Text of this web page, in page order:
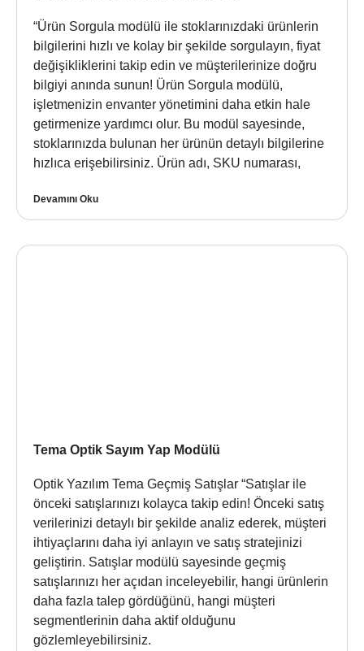
“Ürün Sorgula modülü ile stoklarınızdaki ürünlerin
bilgilerini hızlı ve kolay bir şekilde sorgulayın, fiyat
değişikliklerini takip edin ve müşterilerinize doğru
bilgiyi anında sunun! Ürün Sorgula modülü,
işletmenizin envanter yönetimini daha etkin hale
getirmenize yardımcı olur. Bu modül sayesinde,
stoklarınızda bulunan her ürünün detaylı bilgilerine
hızlıca erişebilirsiniz. Ürün adı, SKU numarası,
Devamını Oku
Tema Optik Sayım Yap Modülü
Optik Yazılım Tema Geçmiş Satışlar “Satışlar ile
önceki satışlarınızı kolayca takip edin! Önceki satış
verilerinizi detaylı bir şekilde analiz ederek, müşteri
ihtiyaçlarını daha iyi anlayın ve satış stratejinizi
geliştirin. Satışlar modülü sayesinde geçmiş
satışlarınızı her açıdan inceleyebilir, hangi ürünlerin
daha fazla talep gördüğünü, hangi müşteri
segmentlerinin daha aktif olduğunu
gözlemleyebilirsiniz.